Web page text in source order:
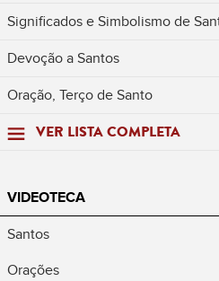
Significados e Simbolismo de
Devoção a Santos
Oração, Terço de Santo
VER LISTA COMPLETA
VIDEOTECA
Santos
Orações